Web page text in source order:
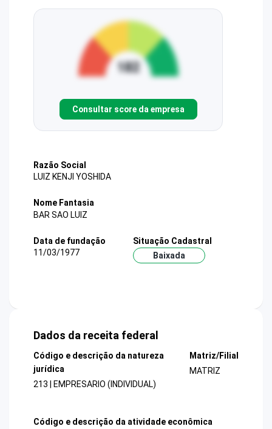
Consultar score da empresa
Razão Social
LUIZ KENJI YOSHIDA
Nome Fantasia
BAR SAO LUIZ
Data de fundação
11/03/1977
Situação Cadastral
Baixada
Dados da receita federal
Código e descrição da natureza
jurídica
213 | EMPRESARIO (INDIVIDUAL)
Matriz/Filial
MATRIZ
Código e descrição da atividade econômica